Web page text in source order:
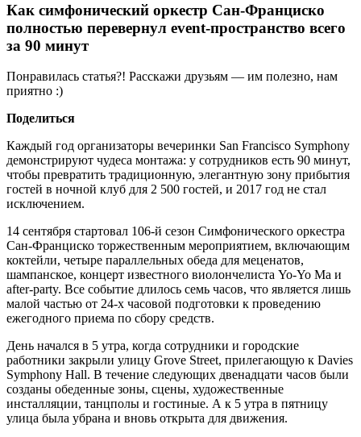
Как симфонический оркестр Сан-Франциско
полностью перевернул event-пространство всего
за 90 минут
Понравилась статья?! Расскажи друзьям — им полезно, нам
приятно :)
Поделиться
Каждый год организаторы вечеринки San Francisco Symphony
демонстрируют чудеса монтажа: у сотрудников есть 90 минут,
чтобы превратить традиционную, элегантную зону прибытия
гостей в ночной клуб для 2 500 гостей, и 2017 год не стал
исключением.
14 сентября стартовал 106-й сезон Симфонического оркестра
Сан-Франциско торжественным мероприятием, включающим
коктейли, четыре параллельных обеда для меценатов,
шампанское, концерт известного виолончелиста Yo-Yo Ma и
after-party. Все событие длилось семь часов, что является лишь
малой частью от 24-х часовой подготовки к проведению
ежегодного приема по сбору средств.
День начался в 5 утра, когда сотрудники и городские
работники закрыли улицу Grove Street, прилегающую к Davies
Symphony Hall. В течение следующих двенадцати часов были
созданы обеденные зоны, сцены, художественные
инсталляции, танцполы и гостиные. А к 5 утра в пятницу
улица была убрана и вновь открыта для движения.